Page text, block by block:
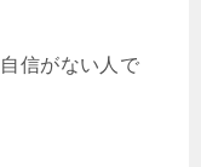
信がない人で